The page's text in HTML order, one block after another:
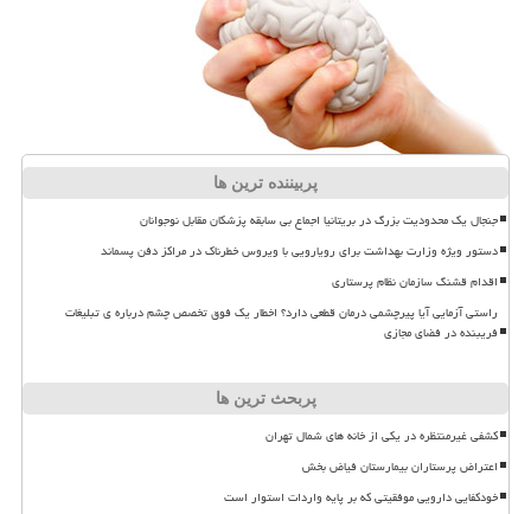
پربیننده ترین ها
جنجال یک محدودیت بزرگ در بریتانیا اجماع بی سابقه پزشکان مقابل نوجوانان
دستور ویژه وزارت بهداشت برای رویارویی با ویروس خطرناک در مراکز دفن پسماند
اقدام قشنگ سازمان نظام پرستاری
راستی آزمایی آیا پیرچشمی درمان قطعی دارد؟ اخطار یک فوق تخصص چشم درباره ی تبلیغات
فریبنده در فضای مجازی
پربحث ترین ها
کشفی غیرمنتظره در یکی از خانه های شمال تهران
اعتراض پرستاران بیمارستان فیاض بخش
خودکفایی دارویی موفقیتی که بر پایه واردات استوار است